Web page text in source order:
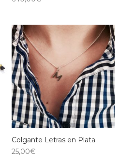
Colgante Letras en Plata
25,00€